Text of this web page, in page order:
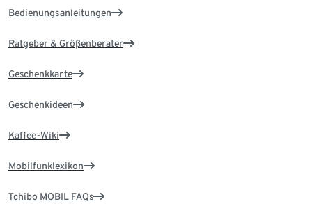
Bedienungsanleitungen
Ratgeber & Größenberater
Geschenkkarte
Geschenkideen
Kaffee-Wiki
Mobilfunklexikon
Tchibo MOBIL FAQs